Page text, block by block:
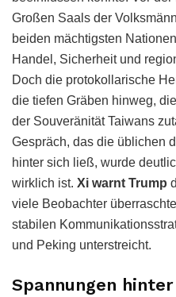
Großen Saals der
beiden mächtigsten
Handel, Sicherheit und
Doch die protokollarische
die tiefen Gräben hinweg,
der Souveränität Taiwans
Gespräch, das die üblichen
hinter sich ließ, wurde
wirklich ist. Xi warnt Trump
viele Beobachter
stabilen
und Peking unterstreicht.
Spannungen